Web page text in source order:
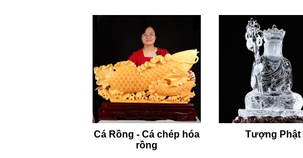
Cá Rồng - Cá chép hóa
rồng
Tượng Phật